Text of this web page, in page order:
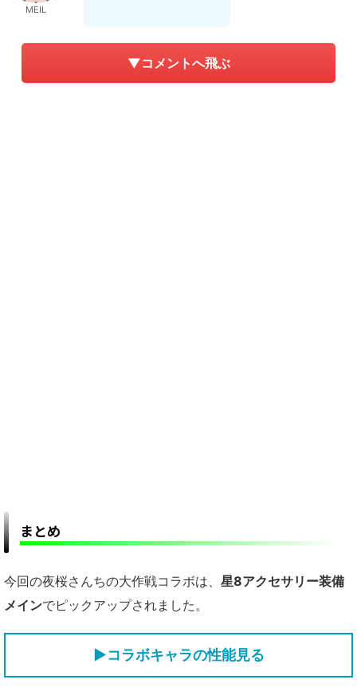
MEIL
▼コメントへ飛ぶ
まとめ
今回の夜桜さんちの大作戦コラボは、 星8アクセサリー装備
メインでピックアップされました。
▶コラボキャラの性能見る